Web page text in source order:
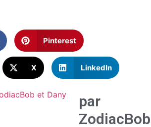
Pinterest
X LinkedIn
par
ZodiacBob